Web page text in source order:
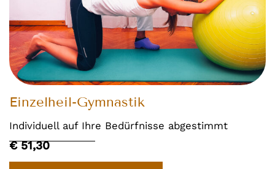
Einzelheil-Gymnastik
Individuell auf Ihre Bedürfnisse abgestimmt
€ 51,30